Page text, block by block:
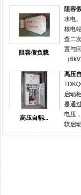
好等
于国
平江
术人
随着
式受
来重
电，
段 。
的单
力保
础。
调式
一次
阻容假负载
阻容
水电
核电
查二
置与
（
容器
压备
性。
护可
比普
备的
电厂
高压自耦...
高压
启动
是通
电压
软启
空环